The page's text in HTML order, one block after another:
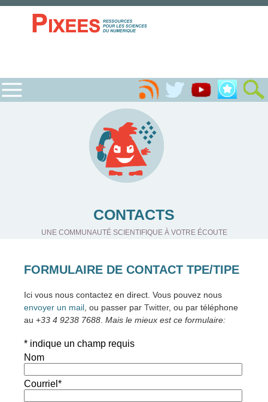
CONTACTS
UNE COMMUNAUTÉ SCIENTIFIQUE À VOTRE ÉCOUTE
FORMULAIRE DE CONTACT TPE/TIPE
Ici vous nous contactez en direct. Vous pouvez nous
envoyer un mail , ou passer par Twitter, ou par téléphone
au +33 4 9238 7688 Mais le mieux est ce formulaire:
* indique un champ requis
Nom
Courriel *